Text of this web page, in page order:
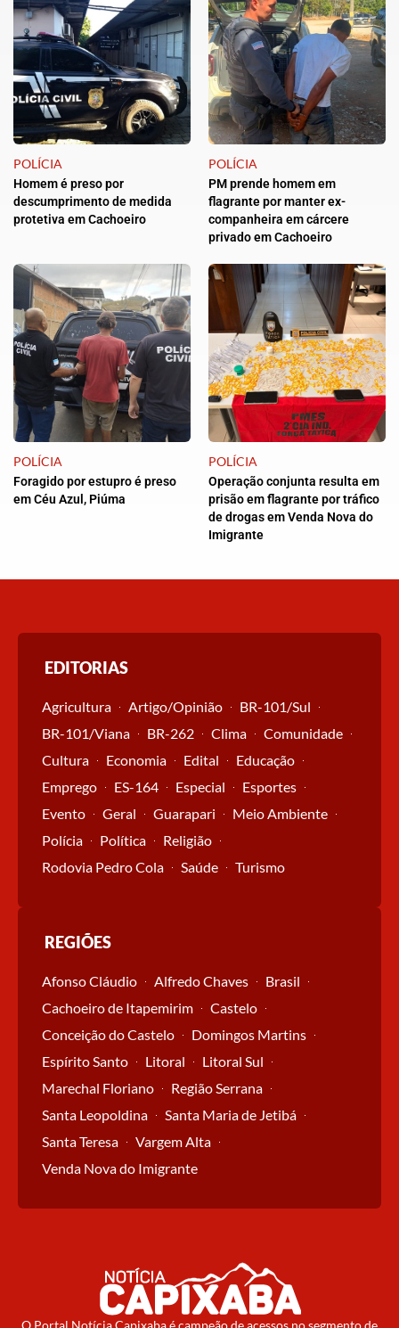
POLÍCIA
Homem é preso por
descumprimento de medida
protetiva em Cachoeiro
POLÍCIA
PM prende homem em
flagrante por manter ex-
companheira em cárcere
privado em Cachoeiro
POLÍCIA
Foragido por estupro é preso
em Céu Azul, Piúma
POLÍCIA
Operação conjunta resulta em
prisão em flagrante por tráfico
de drogas em Venda Nova do
Imigrante
EDITORIAS
Agricultura Artigo/Opinião
BR-101/Sul
BR-101/Viana
BR-262 Clima
Comunidade
Cultura
Economia Edital
Educação
Emprego
ES-164 Especial
Esportes
Evento
Geral Guarapari
Meio Ambiente
Polícia
Política
Religião
Rodovia Pedro Cola
Saúde Turismo
REGIÕES
Afonso Cláudio Alfredo Chaves
Brasil
Cachoeiro de Itapemirim
Castelo
Conceição do Castelo
Domingos Martins
Espírito Santo
Litoral
Litoral Sul
Marechal Floriano
Região Serrana
Santa Leopoldina
Santa Maria de Jetibá
Santa Teresa
Vargem Alta
Venda Nova do Imigrante
O Portal Notícia Capixaba é campeão de acessos no segmento de